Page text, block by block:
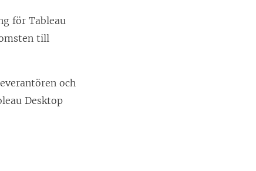
förTableau
till
och
Desktop